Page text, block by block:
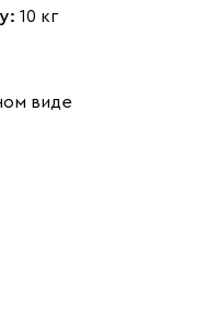
10 кг
виде